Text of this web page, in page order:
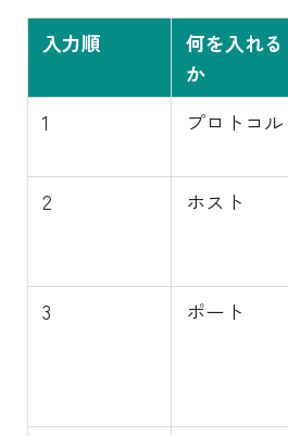
入力順
何を入れる
か
1
プロトコル
2
ホスト
3
ポート